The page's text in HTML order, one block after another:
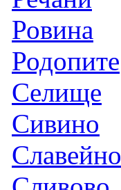
Ровина
Родопите
Селище
Сивино
Славейно